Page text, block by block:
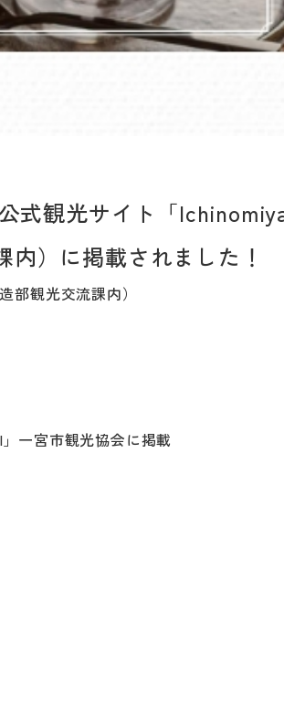
式観光サイト「
）に掲載されました！
観光交流課内）